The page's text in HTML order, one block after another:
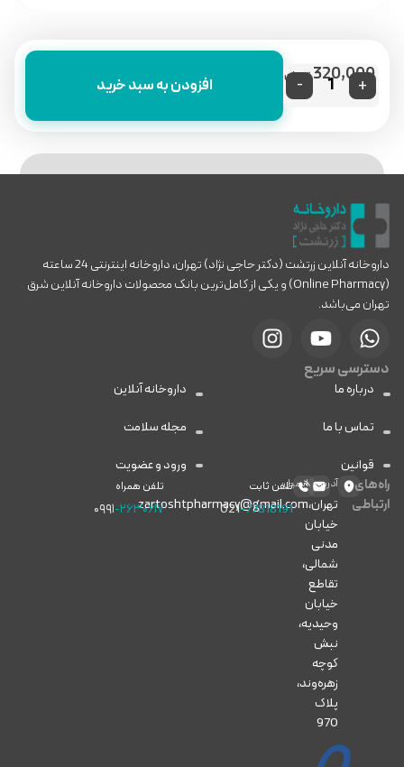
- + افزودن به سبد خرید 320,000تومان
داروخانه آنلاین زرتشت (دکتر حاجی نژاد) تهران، داروخانه اینترنتی 24 ساعته
(Online Pharmacy) و یکی از کامل‌ترین بانک محصولات داروخانه آنلاین شرق
تهران می‌باشد.
دسترسی سریع
درباره ما
تماس با ما
قوانین
داروخانه آنلاین
مجله سلامت
ورود و عضویت
راه‌های
ارتباطی
آدرس
تهران،
خیابان
مدنی
شمالی،
تقاطع
خیابان
وحیدیه،
نبش
کوچه
زهره‌وند،
پلاک
970
ایمیل
zartoshtpharmacy@gmail.com
تلفن ثابت
021-77818191
تلفن همراه
۰۹۹۱-۲۶۳۰۶۱۷